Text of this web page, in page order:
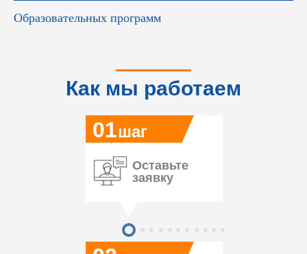
Образовательных программ
Как мы работаем
01
Оставьте
заявку
шаг